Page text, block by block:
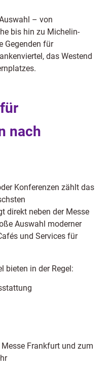
– von
bis hin zu Michelin-
Gegenden für
das Westend
nach
Konferenzen zählt das
direkt neben der Messe
Auswahl moderner
und Services für
bieten in der Regel:
Frankfurt und zum